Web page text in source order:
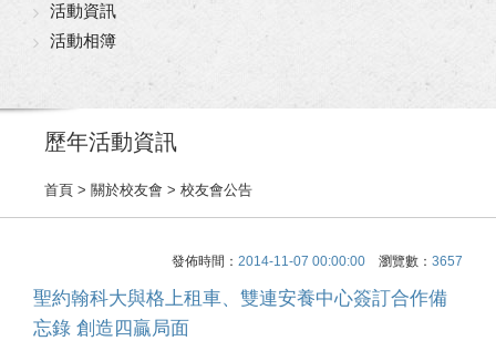
活動資訊
活動相簿
歷年活動資訊
首頁 > 關於校友會 > 校友會公告
發佈時間： 2014-11-07 00:00:00 瀏覽數： 3657
聖約翰科大與格上租車、雙連安養中心簽訂合作備
忘錄 創造四贏局面